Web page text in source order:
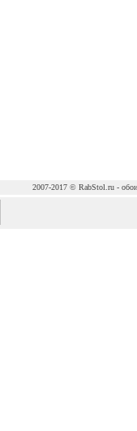
2007-2017 © RabStol.ru - обои